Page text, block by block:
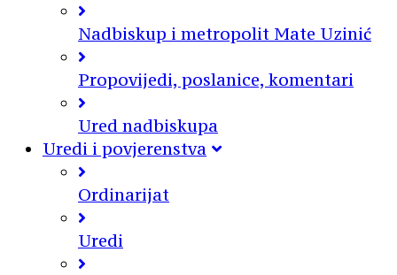
Nadbiskup i metropolit Mate Uzinić
Propovijedi, poslanice, komentari
Ured nadbiskupa
Uredi i povjerenstva
Ordinarijat
Uredi